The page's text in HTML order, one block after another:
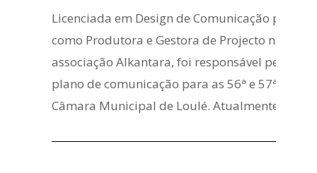
Licenciada em Design de Comunicação pela
como Produtora e Gestora de Projecto na
associação Alkantara, foi responsável pela
plano de comunicação para as 56ª e 57ª
Câmara Municipal de Loulé. Atualmente